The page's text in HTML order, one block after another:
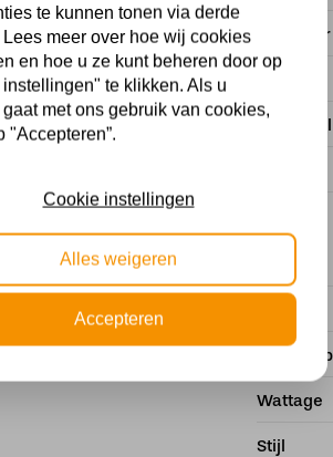
ontstaat
48 cm
is
en
Materiaal
Met
Wattage
Stijl
te kunnen tonen via derde
Lees meer over hoe wij cookies
en hoe u ze kunt beheren door op
te klikken. Als u
met ons gebruik van cookies,
"Accepteren”.
Cookie instellingen
Alles weigeren
Accepteren